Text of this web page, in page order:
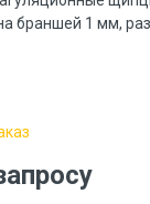
браншей 1 мм,